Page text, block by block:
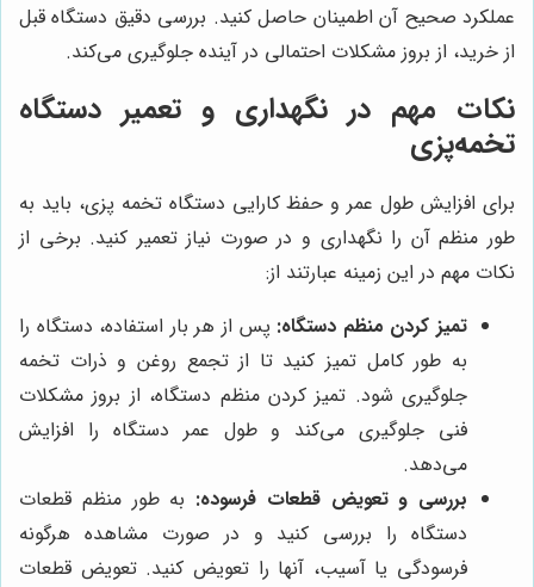
عملکرد صحیح آن اطمینان حاصل کنید. بررسی دقیق دستگاه قبل
از خرید، از بروز مشکلات احتمالی در آینده جلوگیری می‌کند.
نکات مهم در نگهداری و تعمیر دستگاه
تخمه‌پزی
برای افزایش طول عمر و حفظ کارایی دستگاه تخمه پزی، باید به
طور منظم آن را نگهداری و در صورت نیاز تعمیر کنید. برخی از
نکات مهم در این زمینه عبارتند از:
تمیز کردن منظم دستگاه: پس از هر بار استفاده، دستگاه را
به طور کامل تمیز کنید تا از تجمع روغن و ذرات تخمه
جلوگیری شود. تمیز کردن منظم دستگاه، از بروز مشکلات
فنی جلوگیری می‌کند و طول عمر دستگاه را افزایش
می‌دهد.
بررسی و تعویض قطعات فرسوده: به طور منظم قطعات
دستگاه را بررسی کنید و در صورت مشاهده هرگونه
فرسودگی یا آسیب، آنها را تعویض کنید. تعویض قطعات